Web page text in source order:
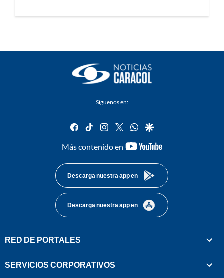
Síguenos en:
facebook
tiktok instagram
twitterwhatsapp
google
Más contenido en
youtube-
Descarga nuestra app en
Descarga nuestra app en
RED DE PORTALES
SERVICIOS CORPORATIVOS